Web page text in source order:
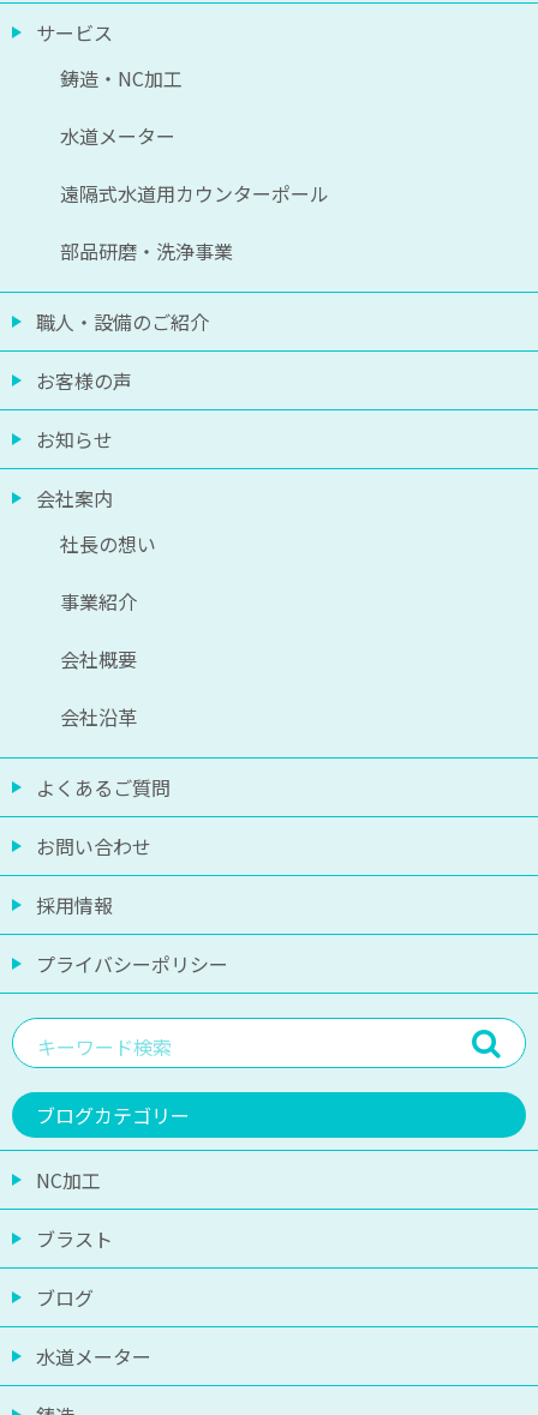
サービス
鋳造・NC加工
水道メーター
遠隔式水道用カウンターポール
部品研磨・洗浄事業
職人・設備のご紹介
お客様の声
お知らせ
会社案内
社長の想い
事業紹介
会社概要
会社沿革
よくあるご質問
お問い合わせ
採用情報
プライバシーポリシー
ブログカテゴリー
NC加工
ブラスト
ブログ
水道メーター